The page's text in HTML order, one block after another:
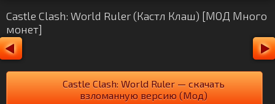
Castle Clash: World Ruler (Кастл Клаш) [МОД Много
монет]
Castle Clash: World Ruler — скачать
взломанную версию (Мод)